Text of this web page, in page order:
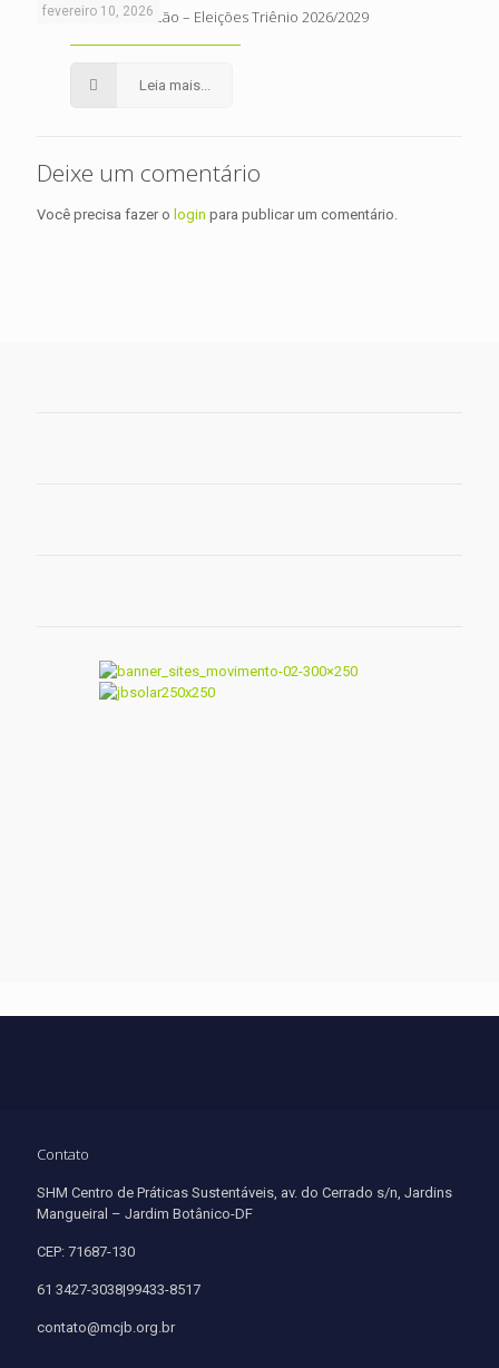
fevereiro 10, 2026
Edital de Convocacão – Eleições Triênio 2026/2029
Leia mais...
Deixe um comentário
Você precisa fazer o login para publicar um comentário.
Contato
SHM Centro de Práticas Sustentáveis, av. do Cerrado s/n, Jardins
Mangueiral – Jardim Botânico-DF
CEP: 71687-130
61 3427-3038|99433-8517
contato@mcjb.org.br